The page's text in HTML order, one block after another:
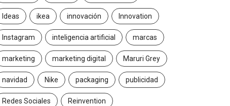
Ideas ikea innovación Innovation
Instagram inteligencia artificial marcas
marketing marketing digital Maruri Grey
navidad Nike packaging publicidad
Redes Sociales Reinvention